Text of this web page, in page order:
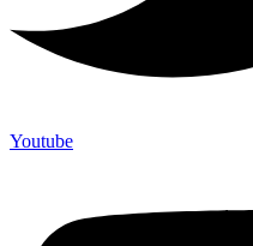
Youtube